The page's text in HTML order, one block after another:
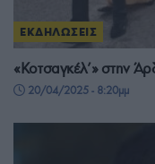
ΕΚΔΗΛΩΣΕΙΣ
«Κοτσαγκέλ’» στην
20/04/2025 - 8:20μμ